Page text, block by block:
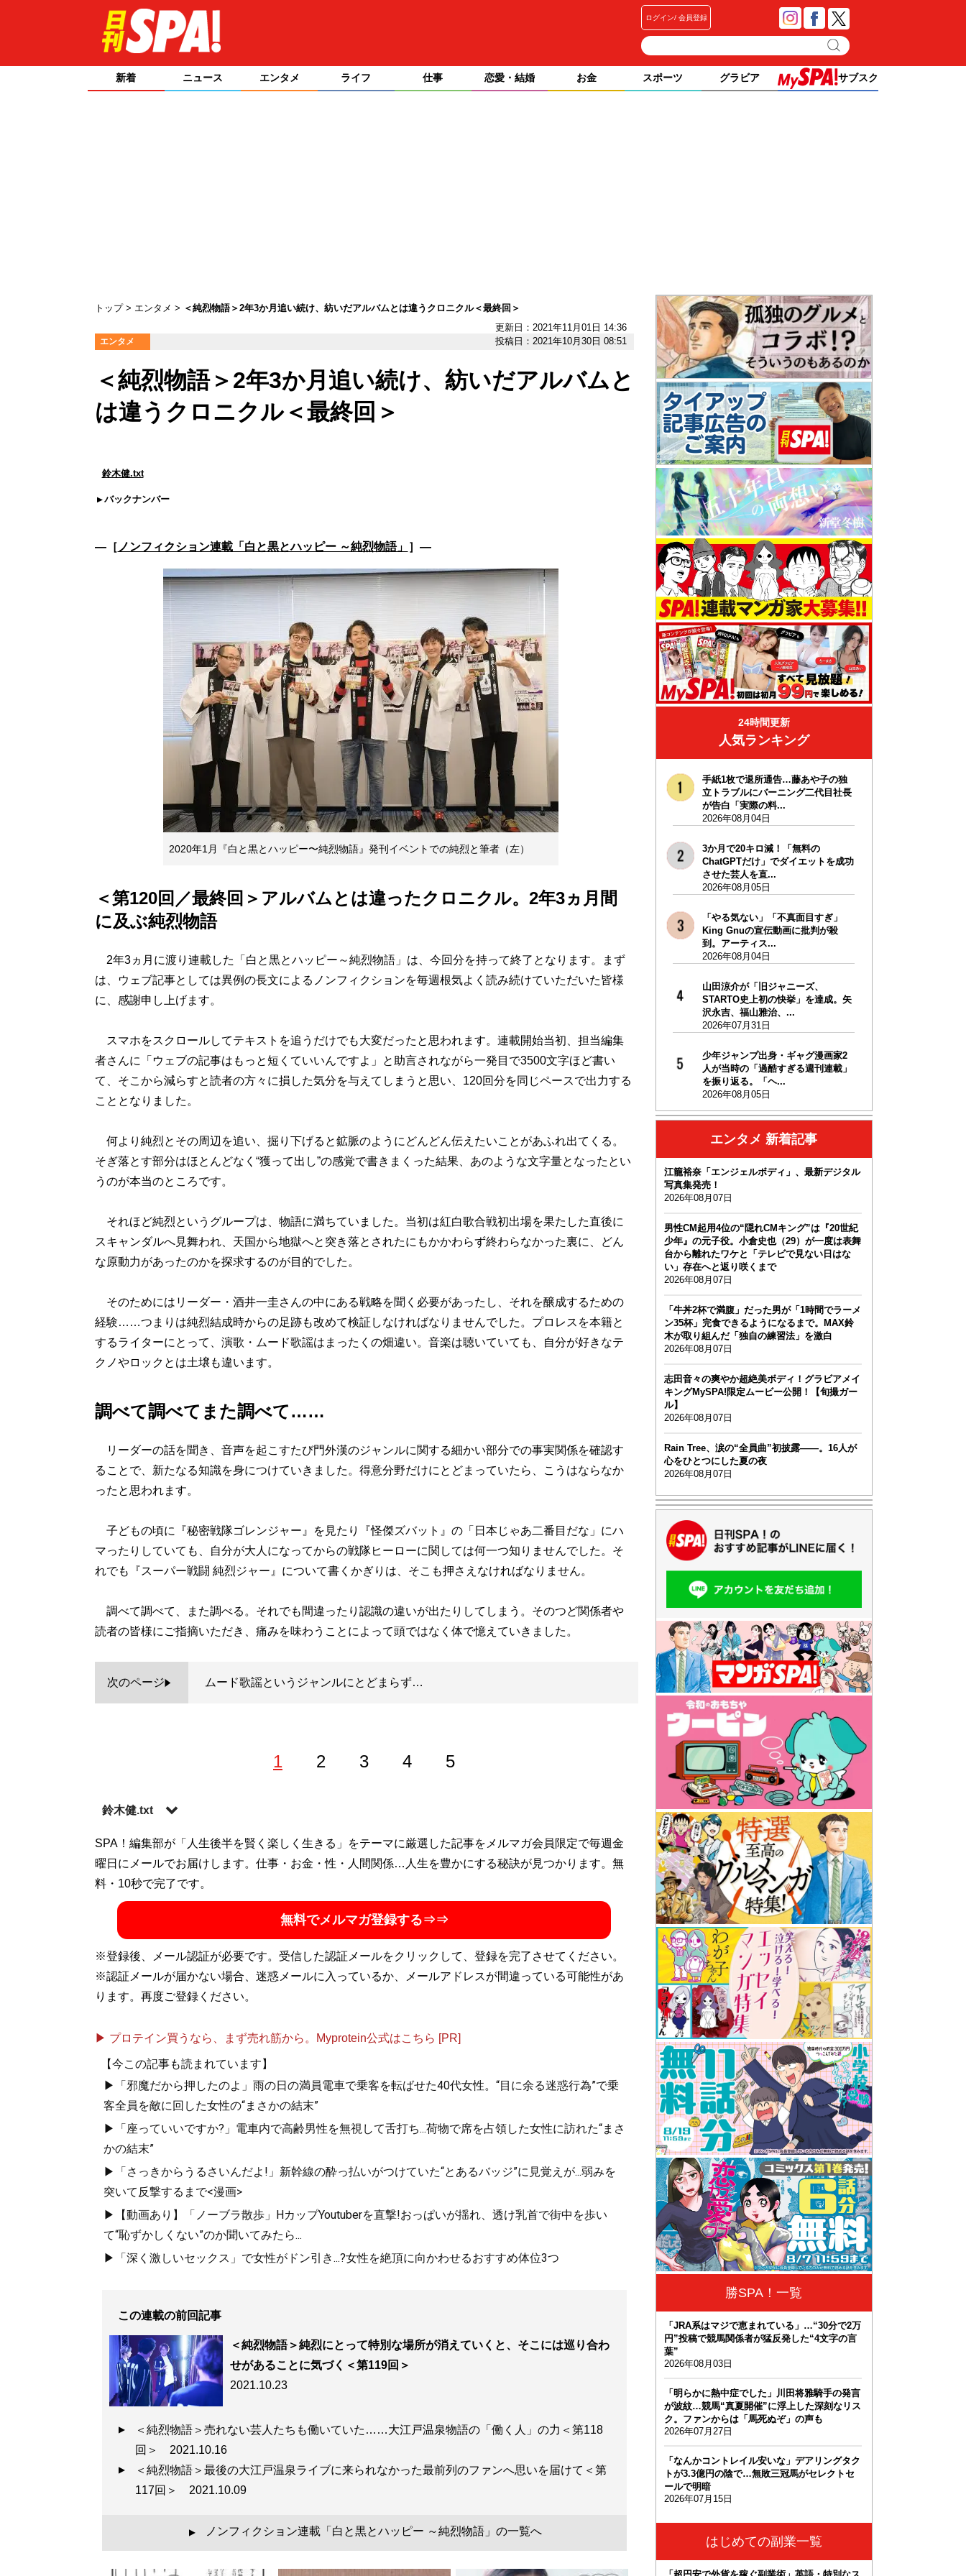
ログイン 会員登録
新着 ニュース エンタメ ライフ 仕事 恋愛・結婚 お金 スポーツ グラビア サブスク
トップ エンタメ
＜純烈物語＞2年3か月追い続け、紡いだアルバムとは違うクロニクル＜最終回＞
更新日：2021年11月01日 14:36
エンタメ 投稿日：2021年10月30日 08:51
＜純烈物語＞2年3か月追い続け、紡いだアルバムと
は違うクロニクル＜最終回＞
鈴木健.txt
バックナンバー
―［ ノンフィクション連載「白と黒とハッピー ～純烈物語」 ］―
2020年1月『白と黒とハッピー〜純烈物語』発刊イベントでの純烈と筆者（左）
＜第120回／最終回＞アルバムとは違ったクロニクル。2年3ヵ月間
に及ぶ純烈物語
2年3ヵ月に渡り連載した「白と黒とハッピー～純烈物語」は、今回分を持って終了となります。まず
は、ウェブ記事としては異例の長文によるノンフィクションを毎週根気よく読み続けていただいた皆様
に、感謝申し上げます。
スマホをスクロールしてテキストを追うだけでも大変だったと思われます。連載開始当初、担当編集
者さんに「ウェブの記事はもっと短くていいんですよ」と助言されながら一発目で3500文字ほど書い
て、そこから減らすと読者の方々に損した気分を与えてしまうと思い、120回分を同じペースで出力する
こととなりました。
何より純烈とその周辺を追い、掘り下げると鉱脈のようにどんどん伝えたいことがあふれ出てくる。
そぎ落とす部分はほとんどなく“獲って出し”の感覚で書きまくった結果、あのような文字量となったとい
うのが本当のところです。
それほど純烈というグループは、物語に満ちていました。当初は紅白歌合戦初出場を果たした直後に
スキャンダルへ見舞われ、天国から地獄へと突き落とされたにもかかわらず終わらなかった裏に、どん
な原動力があったのかを探求するのが目的でした。
そのためにはリーダー・酒井一圭さんの中にある戦略を聞く必要があったし、それを醸成するための
経験……つまりは純烈結成時からの足跡も改めて検証しなければなりませんでした。プロレスを本籍と
するライターにとって、演歌・ムード歌謡はまったくの畑違い。音楽は聴いていても、自分が好きなテ
クノやロックとは土壌も違います。
調べて調べてまた調べて……
リーダーの話を聞き、音声を起こすたび門外漢のジャンルに関する細かい部分での事実関係を確認す
ることで、新たなる知識を身につけていきました。得意分野だけにとどまっていたら、こうはならなか
ったと思われます。
子どもの頃に『秘密戦隊ゴレンジャー』を見たり『怪傑ズバット』の「日本じゃあ二番目だな」にハ
マったりしていても、自分が大人になってからの戦隊ヒーローに関しては何一つ知りませんでした。そ
れでも『スーパー戦闘 純烈ジャー』について書くかぎりは、そこも押さえなければなりません。
調べて調べて、また調べる。それでも間違ったり認識の違いが出たりしてしまう。そのつど関係者や
読者の皆様にご指摘いただき、痛みを味わうことによって頭ではなく体で憶えていきました。
次のページ ムード歌謡というジャンルにとどまらず…
1 2 3 4 5
鈴木健.txt
（すずきけん）――’66年、東京都葛飾区亀有出身。’88年９月～’09年９月までアルバイト時代から数え
21年間、ベースボール・マガジン社に在籍し『週刊プロレス』編集次長及び同誌携帯サイト『週刊プロ
レスmobile』編集長を務める。退社後はフリー編集ライターとしてプロレスに限らず音楽、演劇、映画
などで執筆。50団体以上のプロレス中継の実況・解説をする。酒井一圭とはマッスルのテレビ中継解説
を務めたことから知り合い、マッスル休止後も出演舞台のレビューを執筆。今回のマッスル再開時にも
とハッピー～純烈物語』『 純烈物語 20-21』が発売
「濃厚接触アイドル解散の危機!?」エンタメ界を揺るがしている「コロナ
禍」。20年末、3年連続3度目の紅白歌合戦出場を果たした、スーパー銭湯ア
イドル「純烈」はいかにコロナと戦い、それを乗り越えてきたのか。
『白と黒とハッピー~純烈物語
記事一覧へ
SPA！編集部が「人生後半を賢く楽しく生きる」をテーマに厳選した記事をメルマガ会員限定で毎週金
曜日にメールでお届けします。仕事・お金・性・人間関係…人生を豊かにする秘訣が見つかります。無
料・10秒で完了です。
無料でメルマガ登録する⇒⇒
※登録後、メール認証が必要です。受信した認証メールをクリックして、登録を完了させてください。
※認証メールが届かない場合、迷惑メールに入っているか、メールアドレスが間違っている可能性があ
ります。再度ご登録ください。
▶ プロテイン買うなら、まず売れ筋から。Myprotein公式はこちら [PR]
【今この記事も読まれています】
▶「邪魔だから押したのよ」雨の日の満員電車で乗客を転ばせた40代女性。“目に余る迷惑行為”で乗
客全員を敵に回した女性の“まさかの結末”
▶「座っていいですか?」電車内で高齢男性を無視して舌打ち...荷物で席を占領した女性に訪れた“まさ
かの結末”
▶「さっきからうるさいんだよ!」新幹線の酔っ払いがつけていた“とあるバッジ”に見覚えが...弱みを
突いて反撃するまで<漫画>
▶【動画あり】「ノーブラ散歩」HカップYoutuberを直撃!おっぱいが揺れ、透け乳首で街中を歩い
て“恥ずかしくない”のか聞いてみたら...
▶「深く激しいセックス」で女性がドン引き...?女性を絶頂に向かわせるおすすめ体位3つ
この連載の前回記事
＜純烈物語＞純烈にとって特別な場所が消えていくと、そこには巡り合わ
せがあることに気づく＜第119回＞
2021.10.23
＜純烈物語＞売れない芸人たちも働いていた……大江戸温泉物語の「働く人」の力＜第118
回＞ 2021.10.16
＜純烈物語＞最後の大江戸温泉ライブに来られなかった最前列のファンへ思いを届けて＜第
117回＞ 2021.10.09
▲ ノンフィクション連載「白と黒とハッピー ～純烈物語」の一覧へ
24時間更新
人気ランキング
手紙1枚で退所通告…藤あや子の独
立トラブルにバーニング二代目社長
が告白「実際の料...
2026年08月04日
3か月で20キロ減！「無料の
ChatGPTだけ」でダイエットを成功
させた芸人を直...
2026年08月05日
「やる気ない」「不真面目すぎ」
King Gnuの宣伝動画に批判が殺
到。アーティス...
2026年08月04日
山田涼介が「旧ジャニーズ、
STARTO史上初の快挙」を達成。矢
沢永吉、福山雅治、...
2026年07月31日
少年ジャンプ出身・ギャグ漫画家2
人が当時の「過酷すぎる週刊連載」
を振り返る。「ヘ...
2026年08月05日
エンタメ 新着記事
江籠裕奈「エンジェルボディ」、最新デジタル
写真集発売！
2026年08月07日
男性CM起用4位の“隠れCMキング”は『20世紀
少年』の元子役。小倉史也（29）が一度は表舞
台から離れたワケと「テレビで見ない日はな
い」存在へと返り咲くまで
2026年08月07日
「牛丼2杯で満腹」だった男が「1時間でラーメ
ン35杯」完食できるようになるまで。MAX鈴
木が取り組んだ「独自の練習法」を激白
2026年08月07日
志田音々の爽やか超絶美ボディ！グラビアメイ
キングMySPA!限定ムービー公開！【旬撮ガー
ル】
2026年08月07日
Rain Tree、涙の“全員曲”初披露――。16人が
心をひとつにした夏の夜
2026年08月07日
勝SPA！一覧
「JRA系はマジで恵まれている」…“30分で2万
円”投稿で競馬関係者が猛反発した“4文字の言
葉”
2026年08月03日
「明らかに熱中症でした」川田将雅騎手の発言
が波紋…競馬“真夏開催”に浮上した深刻なリス
ク。ファンからは「馬死ぬぞ」の声も
2026年07月27日
「なんかコントレイル安いな」デアリングタク
トが3.3億円の陰で…無敗三冠馬がセレクトセ
ールで明暗
2026年07月15日
はじめての副業一覧